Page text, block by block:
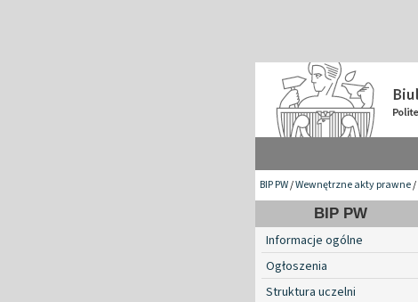
BIP PW/Wewnętrzne akty prawne/
BIP PW
Informacje ogólne
Ogłoszenia
Struktura uczelni